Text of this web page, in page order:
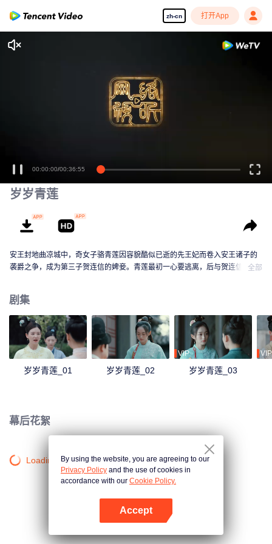
zh-cn 打开App
岁岁青莲
安王封地曲凉城中，奇女子骆青莲因容貌酷似已逝的先王妃而卷入安王诸子的
袭爵之争，成为第三子贺连信的婢妾。青莲最初一心要逃离，后与贺连信历经
全部
剧集
岁岁青莲_01 岁岁青莲_02
VIP
岁岁青莲_03
VIP
幕后花絮
Loading…By using the website, you are agreeing to our
Privacy Policy and the use of cookies in
accordance with our Cookie Policy.
Accept